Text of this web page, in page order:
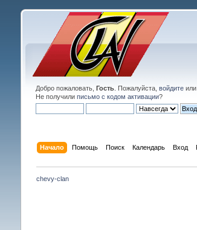
Добро пожаловать, Гость. Пожалуйста, войдитеили
Не получили письмо с кодом активации?
Начало Помощь Поиск Календарь Вход
chevy-clan